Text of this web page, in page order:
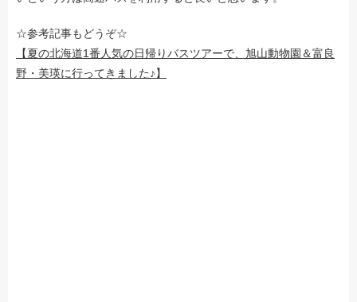
☆参考記事もどうぞ☆
【夏の北海道1番人気の日帰りバスツアーで、旭山動物園＆富良
野・美瑛に行ってきました♪】